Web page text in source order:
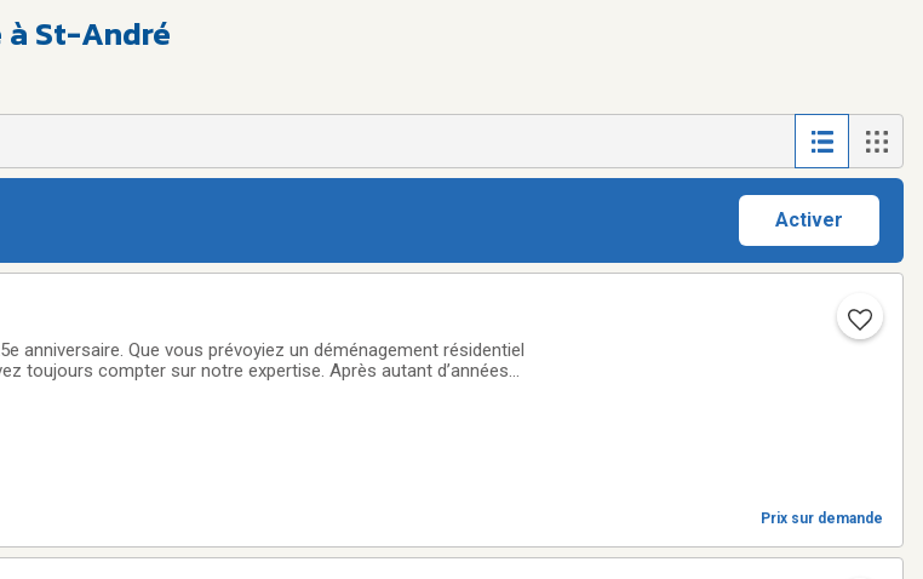
St-André
Activer
anniversaire. Que vous prévoyiez un déménagement résidentiel
toujours compter sur notre expertise. Après autant d’années
Prix sur demande